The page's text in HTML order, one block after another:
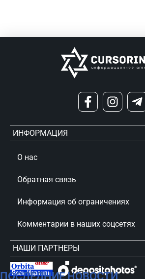
ПОСЛЕДНИЕ НОВОСТИ
ИНФОРМАЦИЯ
О нас
Обратная связь
Информация об ограничениях
Комментарии в наших соцсетях
НАШИ ПАРТНЕРЫ